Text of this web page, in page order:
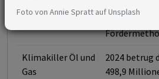
Klimakiller Öl und
Gas
2024 betrug
498,9
Foto von Annie Spratt auf Unsplash